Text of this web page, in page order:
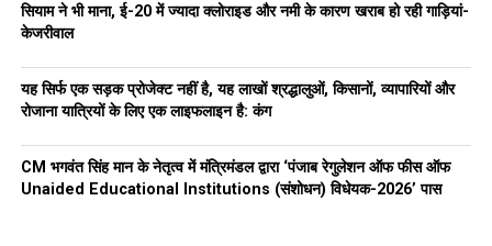
सियाम ने भी माना, ई-20 में ज्यादा क्लोराइड और नमी के कारण खराब हो रही गाड़ियां-
केजरीवाल
यह सिर्फ एक सड़क प्रोजेक्ट नहीं है, यह लाखों श्रद्धालुओं, किसानों, व्यापारियों और
रोजाना यात्रियों के लिए एक लाइफलाइन है: कंग
CM भगवंत सिंह मान के नेतृत्व में मंत्रिमंडल द्वारा ‘पंजाब रेगुलेशन ऑफ फीस ऑफ
Unaided Educational Institutions (संशोधन) विधेयक-2026’ पास